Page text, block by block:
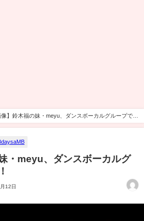
像】鈴木福の妹・meyu、ダンスボーカルグループで活
・meyu、ダンスボーカルグ
12日